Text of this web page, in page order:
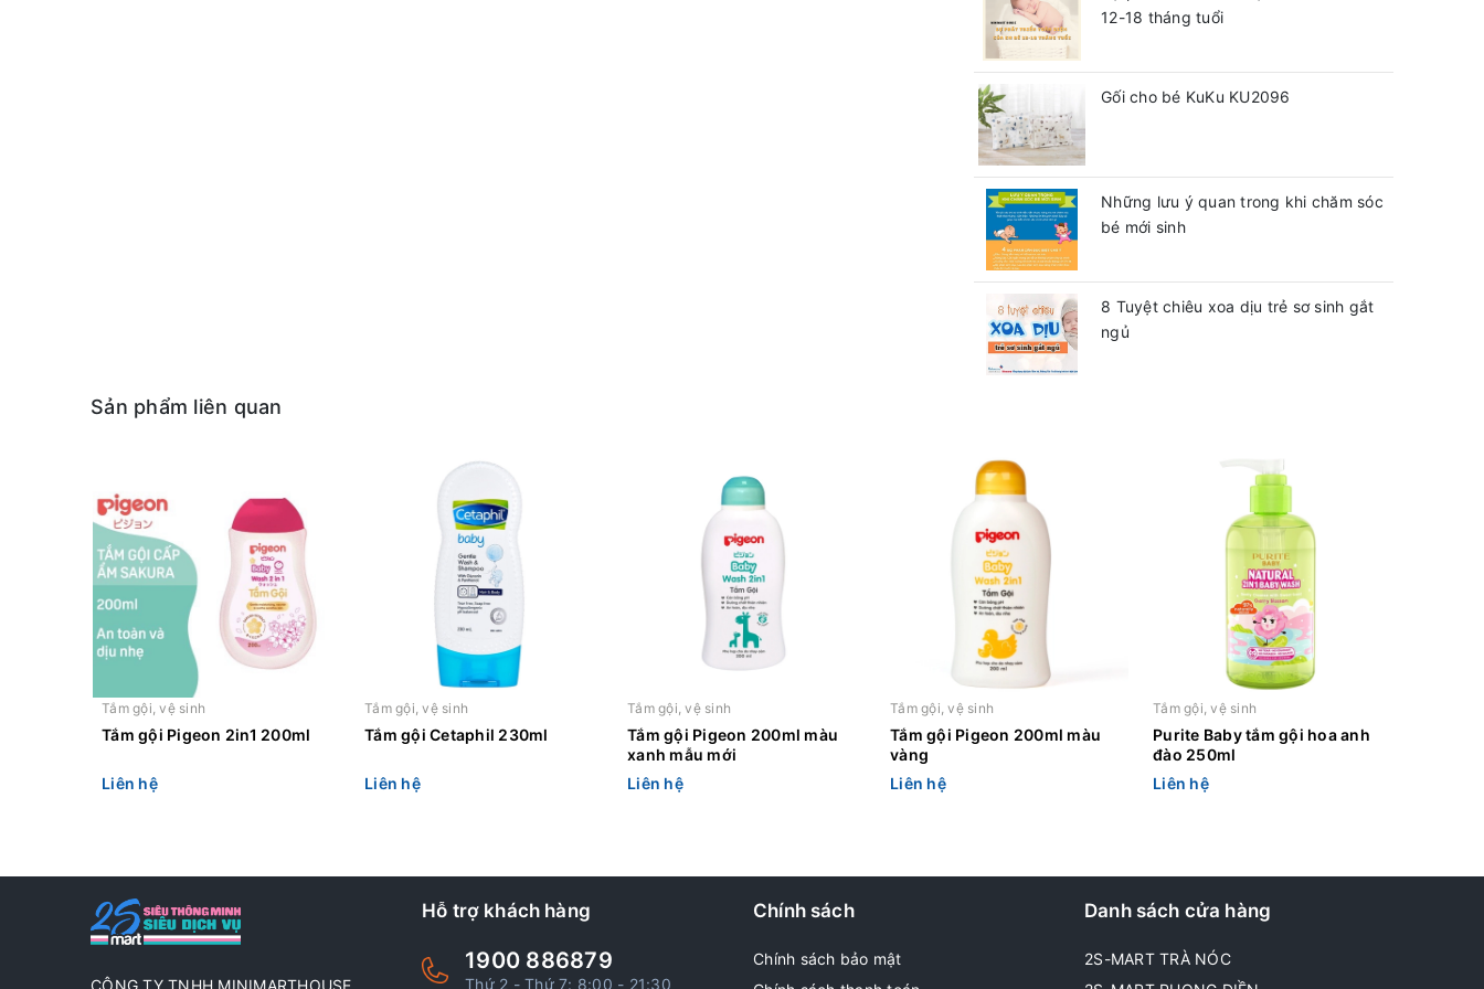
12-18 tháng tuổi
Gối cho bé KuKu KU2096
Những lưu ý quan trong khi chăm sóc
bé mới sinh
8 Tuyệt chiêu xoa dịu trẻ sơ sinh gắt
ngủ
Sản phẩm liên quan
Tắm gội, vệ sinh
Tắm gội Pigeon 2in1 200ml
Liên hệ
Tắm gội, vệ sinh
Tắm gội Cetaphil 230ml
Liên hệ
Tắm gội, vệ sinh
Tắm gội Pigeon 200ml màu
xanh mẫu mới
Liên hệ
Tắm gội, vệ sinh
Tắm gội Pigeon 200ml màu
vàng
Liên hệ
Tắm gội, vệ sinh
Purite Baby tắm gội hoa anh
đào 250ml
Liên hệ
CÔNG TY TNHH MINIMARTHOUSE
Hỗ trợ khách hàng
1900 886879
Thứ 2 - Thứ 7: 8:00 - 21:30
Chính sách
Chính sách bảo mật
Danh sách cửa hàng
2S-MART TRÀ NÓC